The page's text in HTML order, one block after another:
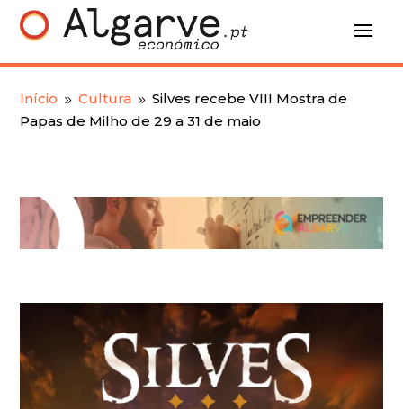
Início 9 Cultura 9 Silves recebe VIII Mostra de
Papas de Milho de 29 a 31 de maio